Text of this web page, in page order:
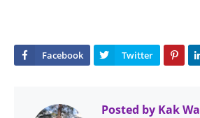
Posted by Kak